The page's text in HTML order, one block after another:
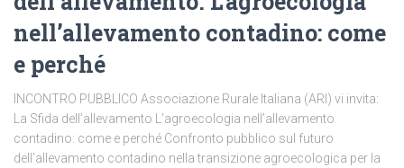
nell’allevamento contadino: come
e perché
INCONTRO PUBBLICO Associazione Rurale Italiana (ARI) vi invita:
La Sfida dell’allevamento L’agroecologia nell’allevamento
contadino: come e perché Confronto pubblico sul futuro
dell’allevamento contadino nella transizione agroecologica per la